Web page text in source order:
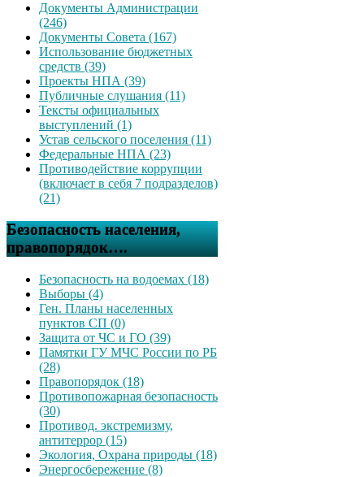
Документы Администрации
(246)
Документы Совета (167)
Использование бюджетных
средств (39)
Проекты НПА (39)
Публичные слушания (11)
Тексты официальных
выступлений (1)
Устав сельского поселения (11)
Федеральные НПА (23)
Противодействие коррупции
(включает в себя 7 подразделов)
(21)
Безопасность населения,
правопорядок….
Безопасность на водоемах (18)
Выборы (4)
Ген. Планы населенных
пунктов СП (0)
Защита от ЧС и ГО (39)
Памятки ГУ МЧС России по РБ
(28)
Правопорядок (18)
Противопожарная безопасность
(30)
Противод. экстремизму,
антитеррор (15)
Экология, Охрана природы (18)
Энергосбережение (8)